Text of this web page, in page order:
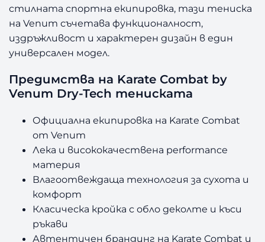
стилната спортна екипировка, тази тениска
на Venum съчетава функционалност,
издръжливост и характерен дизайн в един
универсален модел.
Предимства на Karate Combat by
Venum Dry-Tech тениската
Официална екипировка на Karate Combat
от Venum
Лека и висококачествена performance
материя
Влагоотвеждаща технология за сухота и
комфорт
Класическа кройка с обло деколте и къси
ръкави
Автентичен брандинг на Karate Combat и